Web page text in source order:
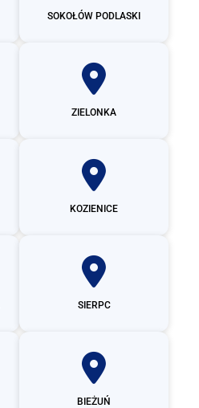
SOKOŁÓW PODLASKI
ZIELONKA
KOZIENICE
SIERPC
BIEŻUŃ